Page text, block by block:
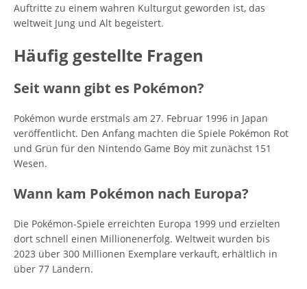
Auftritte zu einem wahren Kulturgut geworden ist, das
weltweit Jung und Alt begeistert.
Häufig gestellte Fragen
Seit wann gibt es Pokémon?
Pokémon wurde erstmals am 27. Februar 1996 in Japan
veröffentlicht. Den Anfang machten die Spiele Pokémon Rot
und Grün für den Nintendo Game Boy mit zunächst 151
Wesen.
Wann kam Pokémon nach Europa?
Die Pokémon-Spiele erreichten Europa 1999 und erzielten
dort schnell einen Millionenerfolg. Weltweit wurden bis
2023 über 300 Millionen Exemplare verkauft, erhältlich in
über 77 Ländern.